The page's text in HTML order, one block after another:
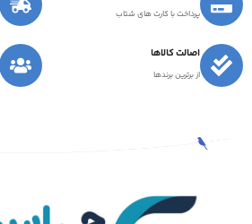
پرداخت با کارت های شتاب
اصالت کالاها
از برترین برندها